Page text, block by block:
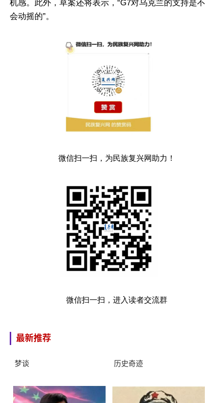
机感。此外，草案还将表示，“G7对乌克兰的支持是不
会动摇的”。
微信扫一扫，为民族复兴网助力！
微信扫一扫，进入读者交流群
最新推荐
梦谈 历史奇迹